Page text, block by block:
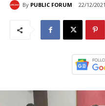
By PUBLIC FORUM 22/12/2021